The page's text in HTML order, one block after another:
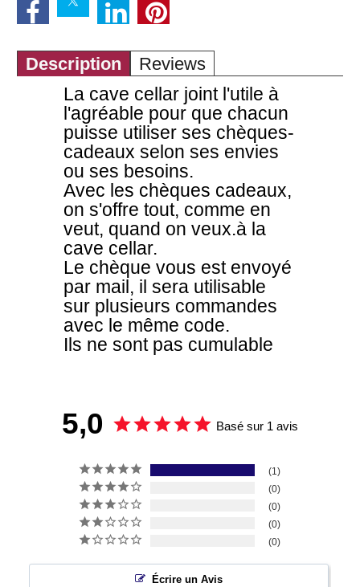
Description Reviews
La cave cellar joint l'utile à
l'agréable pour que chacun
puisse utiliser ses chèques-
cadeaux selon ses envies
ou ses besoins.
Avec les chèques cadeaux,
on s'offre tout, comme en
veut, quand on veux.à la
cave cellar.
Le chèque vous est envoyé
par mail, il sera utilisable
sur plusieurs commandes
avec le même code.
Ils ne sont pas cumulable
5,0 Basé sur 1 avis
1
0
0
0
0
Écrire un Avis